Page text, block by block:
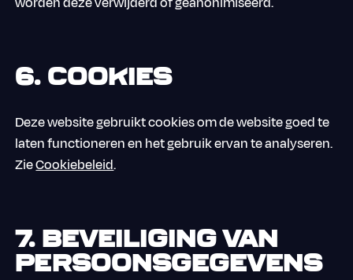
6. Cookies
Deze website gebruikt cookies om de website goed te
laten functioneren en het gebruik ervan te analyseren.
ZieCookiebeleid.
7. Beveiliging van
persoonsgegevens